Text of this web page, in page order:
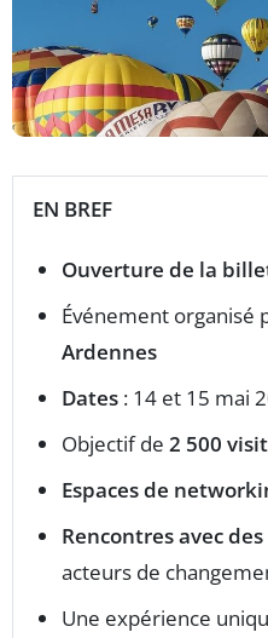
EN BREF
Ouverture de la
Événement organisé
Ardennes
Dates : 14 et 15 mai
Objectif de 2 500
Espaces de
Rencontres avec
acteurs de
Une expérience